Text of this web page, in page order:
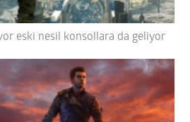
eski nesil konsollara da geliyor